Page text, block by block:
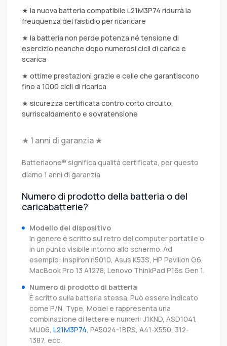
★ la nuova batteria compatibile L21M3P74 ridurrà la
freuquenza del fastidio per ricaricare
★ la batteria non perde potenza né tensione di
esercizio neanche dopo numerosi cicli di carica e
scarica
★ ottime prestazioni grazie e celle che garantiscono
fino a 1000 cicli di ricarica
★ sicurezza certificata contro corto circuito,
surriscaldamento e sovratensione
★ 1 anni di garanzia ★
Batteriaone® significa qualità certificata, per questo
diamo 1 anni di garanzia
Numero di prodotto della batteria o del
caricabatterie?
Modello del dispositivo
In genere è scritto sul retro del computer portatile o
in un punto visibile intorno allo schermo. Ad
esempio: Inspiron n5010, Asus K53S, HP Pavilion G6,
MacBook Pro 13 A1278, Lenovo ThinkPad P16s Gen 1.
Numero di prodotto di batteria
È scritto sulla batteria stessa. Può essere indicato
come P/N, Type, Model e rappresenta una
combinazione di lettere e numeri: J1KND, ASD1041,
MU06, L21M3P74, PA5024-1BRS, A41-X550, 312-
1387, ecc.